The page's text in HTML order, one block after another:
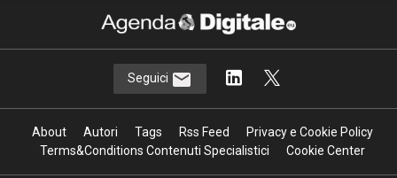
Seguici
About Autori Tags Rss Feed
Privacy e Cookie Policy
Terms&Conditions Contenuti Specialistici
Cookie Center